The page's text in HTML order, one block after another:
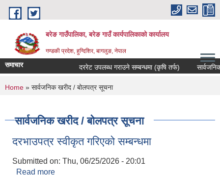
Skip to main content
बरेङ गाउँपालिका, बरेङ गाउँ कार्यपालिकाको कार्यालय
गण्डकी प्रदेश, हुग्दिशिर, बागलुङ, नेपाल
समाचार दररेट उपलब्ध गराउने सम्बन्धमा (कृषि तर्फ) सार्वजनिक
You are here
Home » सार्वजनिक खरीद / बोलपत्र सूचना
सार्वजनिक खरीद / बोलपत्र सूचना
दरभाउपत्र स्वीकृत गरिएको सम्बन्धमा
Submitted on: Thu, 06/25/2026 - 20:01
Read more